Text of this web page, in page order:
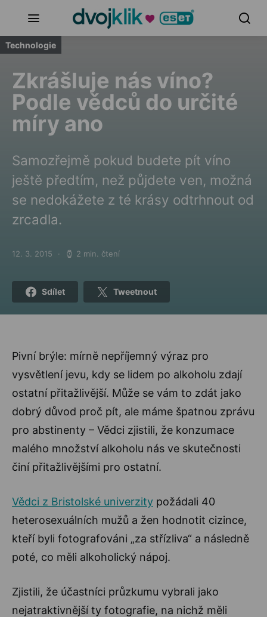
Technologie
Zkrášluje nás víno?
Podle vědců do určité
míry ano
Samozřejmě pokud budete pít víno
ještě předtím, než půjdete ven, možná
se nedokážete z té krásy odtrhnout od
zrcadla.
Posted on
12. 3. 2015 2 min. čtení
Sdílet Tweetnout
Pivní brýle: mírně nepříjemný výraz pro
vysvětlení jevu, kdy se lidem po alkoholu zdají
ostatní přitažlivější. Může se vám to zdát jako
dobrý důvod proč pít, ale máme špatnou zprávu
pro abstinenty – Vědci zjistili, že konzumace
malého množství alkoholu nás ve skutečnosti
činí přitažlivějšími pro ostatní.
Vědci z Bristolské univerzity požádali 40
heterosexuálních mužů a žen hodnotit cizince,
kteří byli fotografováni „za střízliva“ a následně
poté, co měli alkoholický nápoj.
Zjistili, že účastníci průzkumu vybrali jako
nejatraktivnější ty fotografie, na nichž měli